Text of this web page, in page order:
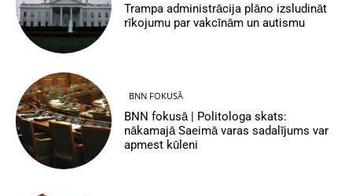
Trampa administrācija plāno izsludināt
rīkojumu par vakcīnām un autismu
BNN FOKUSĀ
BNN fokusā | Politologa skats:
nākamajā Saeimā varas sadalījums var
apmest kūleni